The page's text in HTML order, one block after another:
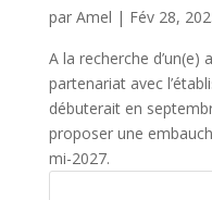
par Amel | Fév 28,
A la recherche
partenariat avec
débuterait en
proposer une
mi-2027.